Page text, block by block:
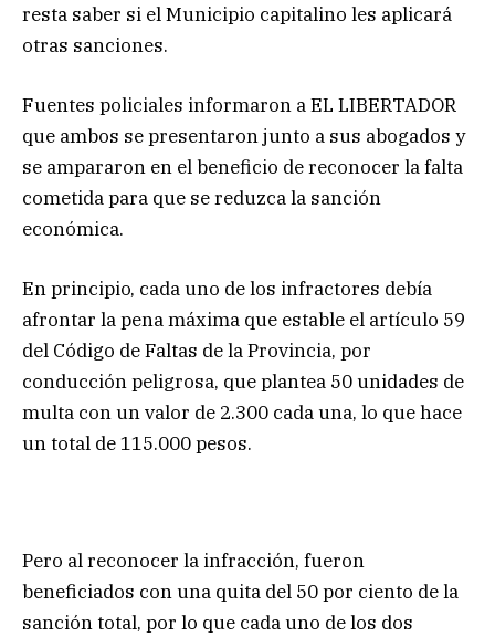
resta saber si el Municipio capitalino les aplicará
otras sanciones.
Fuentes policiales informaron a EL LIBERTADOR
que ambos se presentaron junto a sus abogados y
se ampararon en el beneficio de reconocer la falta
cometida para que se reduzca la sanción
económica.
En principio, cada uno de los infractores debía
afrontar la pena máxima que estable el artículo 59
del Código de Faltas de la Provincia, por
conducción peligrosa, que plantea 50 unidades de
multa con un valor de 2.300 cada una, lo que hace
un total de 115.000 pesos.
Pero al reconocer la infracción, fueron
beneficiados con una quita del 50 por ciento de la
sanción total, por lo que cada uno de los dos